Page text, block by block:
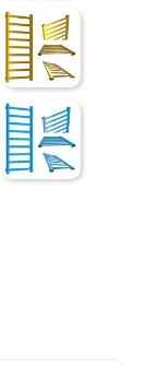
povrch) svetlá
škvrny )
Štruktúra (mierne
Zlato
) (mierne drsný
Modrá ( obyčajná )